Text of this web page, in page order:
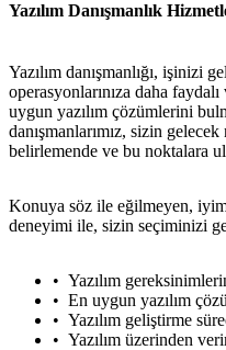
Yazılım Danışmanlık
Yazılım danışmanlığı, işinizi
operasyonlarınıza daha
uygun yazılım çözümlerini
danışmanlarımız, sizin
belirlemende ve bu noktalara
Konuya söz ile eğilmeyen,
deneyimi ile, sizin seçiminizi
Yazılım
En uygun yazılım
Yazılım geliştirme
Yazılım üzerinden